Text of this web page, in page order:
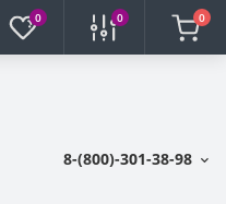
0 0 0
8-(800)-301-38-98